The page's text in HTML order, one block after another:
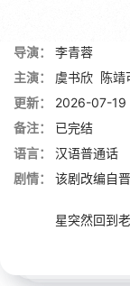
导演：
李青蓉
主演：
虞书欣 陈靖
更新：
2026-07-19
备注：
已完结
语言：
汉语普通话
剧情：
该剧改编自
星突然回到